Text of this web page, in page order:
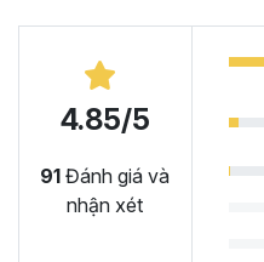
từ cơ bản đến nâng cao
4.85/5
91 Đánh giá và
nhận xét